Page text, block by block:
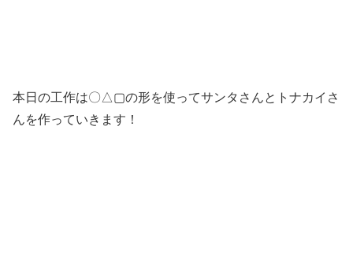
本日の工作は〇△▢の形を使ってサンタさんとトナカイさ
んを作っていきます！